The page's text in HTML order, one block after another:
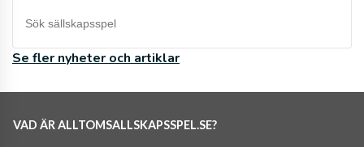
Se fler nyheter och artiklar
VAD ÄR ALLTOMSALLSKAPSSPEL.SE?